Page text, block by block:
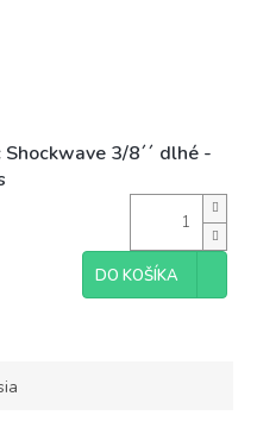
3/8´´ dlhé -
DO KOŠÍKA